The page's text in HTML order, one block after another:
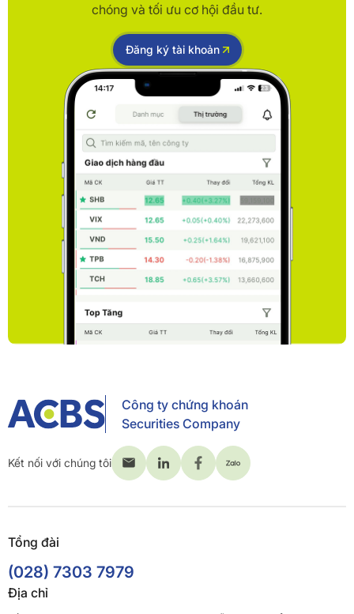
chóng và tối ưu cơ hội đầu tư.
Đăng ký tài khoản
Công ty chứng khoán
Securities Company
Kết nối với chúng tôi
Tổng đài
(028) 7303 7979
Địa chỉ